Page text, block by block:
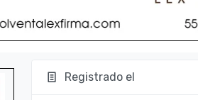
Registrado el